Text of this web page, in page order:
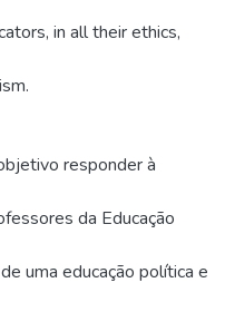
in all their ethics,
responder à
da Educação
uma educação política e